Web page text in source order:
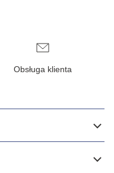
Obsługa klienta